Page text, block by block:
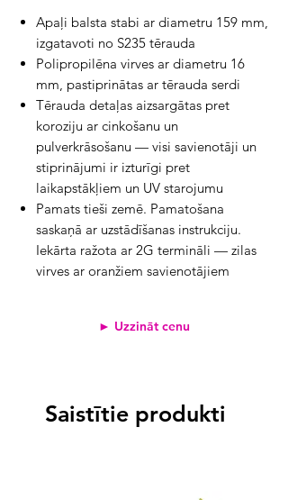
Apaļi balsta stabi ar diametru 159 mm,
izgatavoti no S235 tērauda
Polipropilēna virves ar diametru 16
mm, pastiprinātas ar tērauda serdi
Tērauda detaļas aizsargātas pret
koroziju ar cinkošanu un
pulverkrāsošanu — visi savienotāji un
stiprinājumi ir izturīgi pret
laikapstākļiem un UV starojumu
Pamats tieši zemē. Pamatošana
saskaņā ar uzstādīšanas instrukciju.
Iekārta ražota ar 2G termināli — zilas
virves ar oranžiem savienotājiem
► Uzzināt cenu
Saistītie produkti